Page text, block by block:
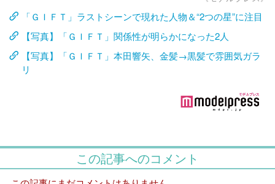
「ＧＩＦＴ」ラストシーンで現れた人物＆“2つの星”に注目
【写真】「ＧＩＦＴ」関係性が明らかになった2人
【写真】「ＧＩＦＴ」本田響矢、金髪→黒髪で雰囲気ガラ
リ